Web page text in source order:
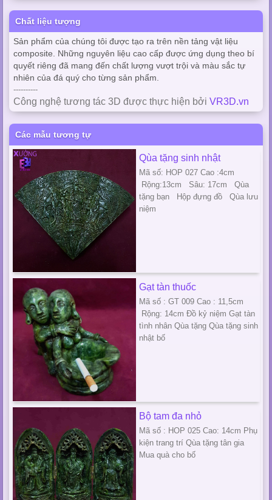
Chất liệu tượng
Sản phẩm của chúng tôi được tạo ra trên nền tảng vật liệu
composite. Những nguyên liệu cao cấp được ứng dụng theo bí
quyết riêng đã mang đến chất lượng vượt trội và màu sắc tự
nhiên của đá quý cho từng sản phẩm.
----------
Công nghệ tương tác 3D được thực hiện bởi VR3D.vn
Các mẫu tương tự
Qùa tặng sinh nhật
Mã số: HOP 027 Cao :4cm
Rộng:13cm Sâu: 17cm Qùa
tặng bạn Hộp đựng đồ Qùa lưu
niệm
Gạt tàn thuốc
Mã số : GT 009 Cao : 11,5cm
Rộng: 14cm Đồ kỷ niệm Gạt tàn
tình nhân Qùa tặng Qùa tặng sinh
nhật bố
Bộ tam đa nhỏ
Mã số : HOP 025 Cao: 14cm Phụ
kiện trang trí Qùa tặng tân gia
Mua quà cho bố